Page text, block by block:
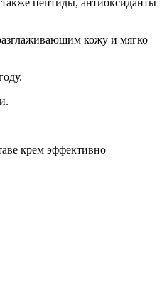
кожу и мягко
крем эффективно